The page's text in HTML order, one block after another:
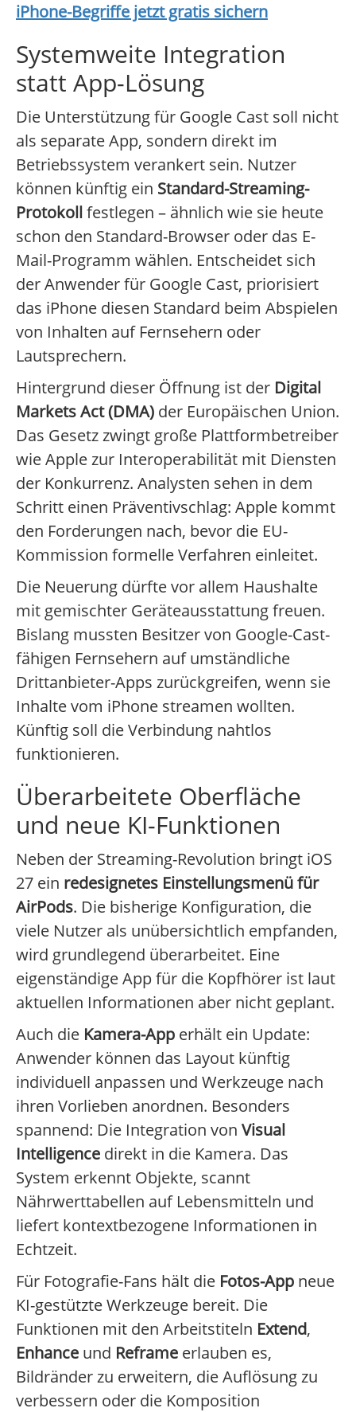
iPhone-Begriffe jetzt gratis sichern
Systemweite Integration
statt App-Lösung
Die Unterstützung für Google Cast soll nicht
als separate App, sondern direkt im
Betriebssystem verankert sein. Nutzer
können künftig ein Standard-Streaming-
Protokollfestlegen – ähnlich wie sie heute
schon den Standard-Browser oder das E-
Mail-Programm wählen. Entscheidet sich
der Anwender für Google Cast, priorisiert
das iPhone diesen Standard beim Abspielen
von Inhalten auf Fernsehern oder
Lautsprechern.
Hintergrund dieser Öffnung ist der Digital
Markets Act (DMA) der Europäischen Union.
Das Gesetz zwingt große Plattformbetreiber
wie Apple zur Interoperabilität mit Diensten
der Konkurrenz. Analysten sehen in dem
Schritt einen Präventivschlag: Apple kommt
den Forderungen nach, bevor die EU-
Kommission formelle Verfahren einleitet.
Die Neuerung dürfte vor allem Haushalte
mit gemischter Geräteausstattung freuen.
Bislang mussten Besitzer von Google-Cast-
fähigen Fernsehern auf umständliche
Drittanbieter-Apps zurückgreifen, wenn sie
Inhalte vom iPhone streamen wollten.
Künftig soll die Verbindung nahtlos
funktionieren.
Überarbeitete Oberfläche
und neue KI-Funktionen
Neben der Streaming-Revolution bringt iOS
27 ein redesignetes Einstellungsmenü für
AirPods. Die bisherige Konfiguration, die
viele Nutzer als unübersichtlich empfanden,
wird grundlegend überarbeitet. Eine
eigenständige App für die Kopfhörer ist laut
aktuellen Informationen aber nicht geplant.
Auch die Kamera-App erhält ein Update:
Anwender können das Layout künftig
individuell anpassen und Werkzeuge nach
ihren Vorlieben anordnen. Besonders
spannend: Die Integration von Visual
Intelligence direkt in die Kamera. Das
System erkennt Objekte, scannt
Nährwerttabellen auf Lebensmitteln und
liefert kontextbezogene Informationen in
Echtzeit.
Für Fotografie-Fans hält die Fotos-App neue
KI-gestützte Werkzeuge bereit. Die
Funktionen mit den Arbeitstiteln Extend,
Enhance und Reframe erlauben es,
Bildränder zu erweitern, die Auflösung zu
verbessern oder die Komposition